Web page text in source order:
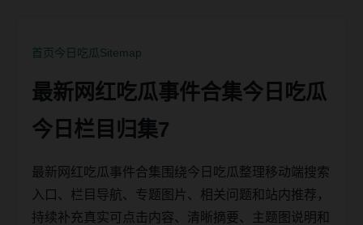
首页今日吃瓜Sitemap
最新网红吃瓜事件合集今日吃瓜
今日栏目归集7
最新网红吃瓜事件合集围绕今日吃瓜整理移动端搜索
入口、栏目导航、专题图片、相关问题和站内推荐，
持续补充真实可点击内容、清晰摘要、主题图说明和